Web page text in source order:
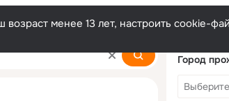
менее 13 лет, настроить cookie-
Город